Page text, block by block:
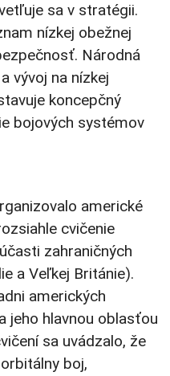
sa v stratégii.
nízkej obežnej
Národná
vývoj na nízkej
koncepčný
bojových systémov
americké
cvičenie
zahraničných
a Veľkej Británie).
amerických
jeho hlavnou oblasťou
sa uvádzalo, že
boj,